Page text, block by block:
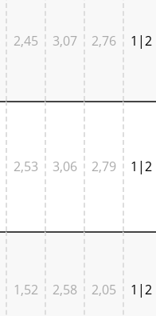
2,45 3,07 2,76 1|2
2,53 3,06 2,79 1|2
1,52 2,58 2,05 1|2